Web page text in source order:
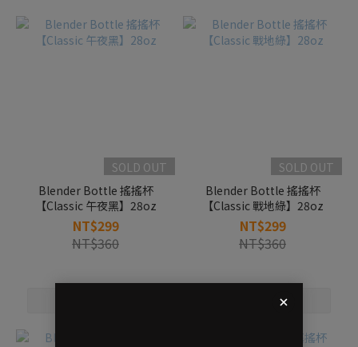
SOLD OUT
Blender Bottle 搖搖杯
【Classic 午夜黑】28oz
NT$299
NT$360
SOLD OUT
Blender Bottle 搖搖杯
【Classic 戰地綠】28oz
NT$299
NT$360